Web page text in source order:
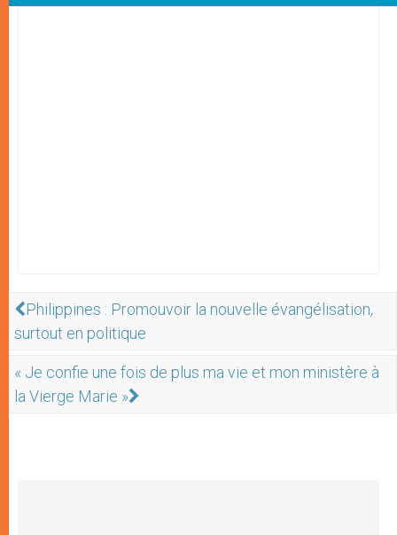
Philippines : Promouvoir la nouvelle évangélisation,
surtout en politique
« Je confie une fois de plus ma vie et mon ministère à
la Vierge Marie »